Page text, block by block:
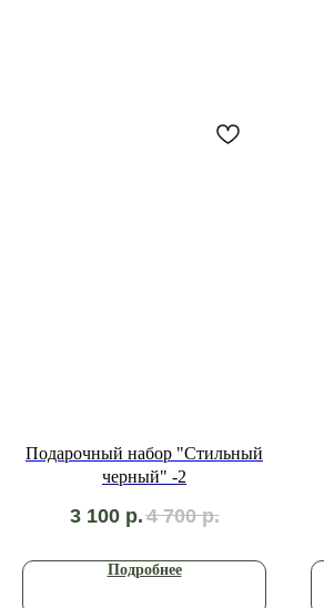
Подарочный набор "Стильный
черный" -2
3 100 р.4 700 р.
Подробнее